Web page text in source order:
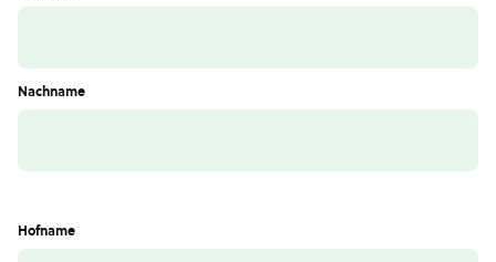
Nachname
Hofname